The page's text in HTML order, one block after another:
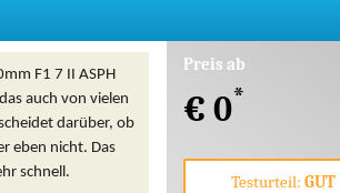
F1 7 II ASPH
auch von vielen
darüber, ob
eben nicht. Das
schnell.
Preis ab
€ 0*
Testurteil: GUT